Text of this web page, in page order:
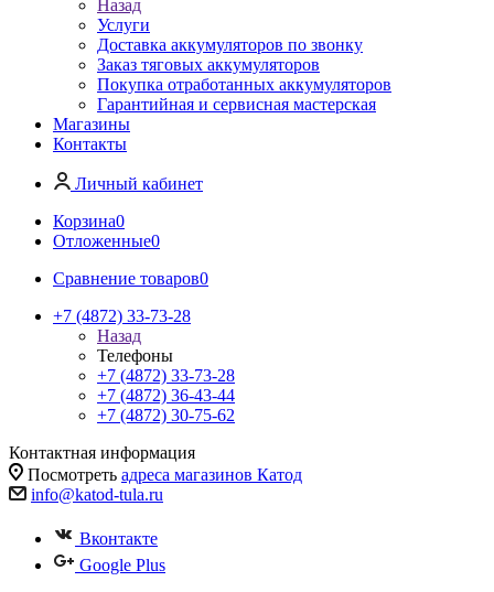
Назад
Услуги
Доставка аккумуляторов по звонку
Заказ тяговых аккумуляторов
Покупка отработанных аккумуляторов
Гарантийная и сервисная мастерская
Магазины
Контакты
Личный кабинет
Корзина0
Отложенные0
Сравнение товаров0
+7 (4872) 33-73-28
Назад
Телефоны
+7 (4872) 33-73-28
+7 (4872) 36-43-44
+7 (4872) 30-75-62
Контактная информация
Посмотреть адреса магазинов Катод
info@katod-tula.ru
Вконтакте
Google Plus